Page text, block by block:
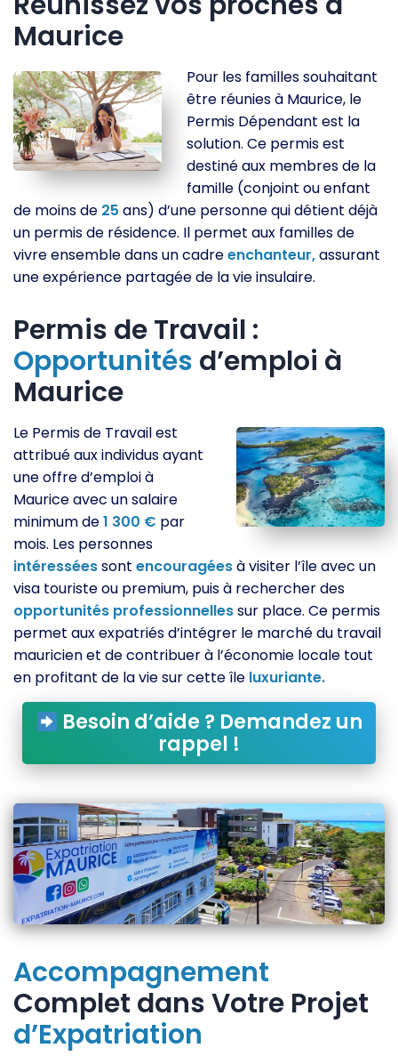
Maurice
Pour les familles souhaitant
être réunies à Maurice, le
Permis Dépendant est la
solution. Ce permis est
destiné aux membres de la
famille (conjoint ou enfant
de moins de 25 ans) d’une personne qui détient déjà
un permis de résidence. Il permet aux familles de
vivre ensemble dans un cadreenchanteur,assurant
une expérience partagée de la vie insulaire.
Permis de Travail :
Opportunités d’emploi à
Maurice
Le Permis de Travail est
attribué aux individus ayant
une offre d’emploi à
Maurice avec un salaire
minimum de1 300 € par
mois. Les personnes
intéresséessont encouragéesà visiter l’île avec un
visa touriste ou premium, puis à rechercher des
opportunités professionnellessur place. Ce permis
permet aux expatriés d’intégrer le marché du travail
mauricien et de contribuer à l’économie locale tout
en profitant de la vie sur cette île luxuriante.
Besoin d’aide ? Demandez un
rappel !
Accompagnement
Complet dans Votre Projet
d’Expatriation